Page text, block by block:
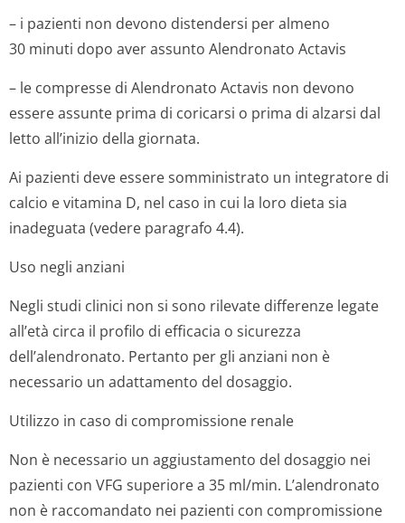
– i pazienti non devono distendersi per almeno
30 minuti dopo aver assunto Alendronato Actavis
– le compresse di Alendronato Actavis non devono
essere assunte prima di coricarsi o prima di alzarsi dal
letto all’inizio della giornata.
Ai pazienti deve essere somministrato un integratore di
calcio e vitamina D, nel caso in cui la loro dieta sia
inadeguata (vedere paragrafo 4.4).
Uso negli anziani
Negli studi clinici non si sono rilevate differenze legate
all’età circa il profilo di efficacia o sicurezza
dell’alendronato. Pertanto per gli anziani non è
necessario un adattamento del dosaggio.
Utilizzo in caso di compromissione renale
Non è necessario un aggiustamento del dosaggio nei
pazienti con VFG superiore a 35 ml/min. L’alendronato
non è raccomandato nei pazienti con compromissione